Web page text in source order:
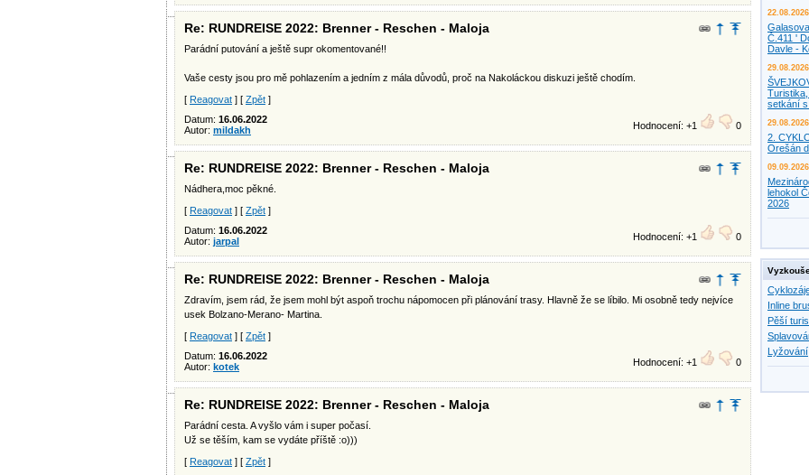
Re: RUNDREISE 2022: Brenner - Reschen - Maloja
Parádní putování a ještě supr okomentované!!
Vaše cesty jsou pro mě pohlazením a jedním z mála důvodů, proč na Nakoláckou diskuzi ještě chodím.
[ Reagovat ] [ Zpět ]
Datum: 16.06.2022
Autor: mildakh Hodnocení: +1 0
Re: RUNDREISE 2022: Brenner - Reschen - Maloja
Nádhera,moc pěkné.
[ Reagovat ] [ Zpět ]
Datum: 16.06.2022
Autor: jarpal Hodnocení: +1 0
Re: RUNDREISE 2022: Brenner - Reschen - Maloja
Zdravím, jsem rád, že jsem mohl být aspoň trochu nápomocen při plánování trasy. Hlavně že se líbilo. Mi osobně tedy nejvíce
usek Bolzano-Merano- Martina.
[ Reagovat ] [ Zpět ]
Datum: 16.06.2022
Autor: kotek Hodnocení: +1 0
Re: RUNDREISE 2022: Brenner - Reschen - Maloja
Parádní cesta. A vyšlo vám i super počasí.
Už se těším, kam se vydáte příště :o)))
[ Reagovat ] [ Zpět ]
22.08.2026
Č.411 '
Davle -
29.08.2026
setkání
29.08.2026
2.
Orešán
09.09.2026
lehokol
2026
Inline
Pěší
Lyžování